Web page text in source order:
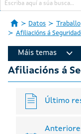
Datos
Traballo
Afiliacións á
Máis temas
Afiliacións á
Último